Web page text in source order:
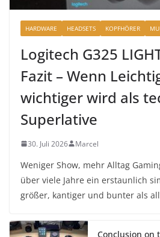
HARDWARE HEADSETS KOPFHÖRER
Logitech G325
Fazit – Wenn
wichtiger wird als
Superlative
30. Juli 2026 Marcel
Weniger Show, mehr Alltag
über viele Jahre ein erstaunlich
größer, kantiger und bunter als
Conclusion on